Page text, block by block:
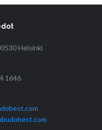
Helsinki
1646